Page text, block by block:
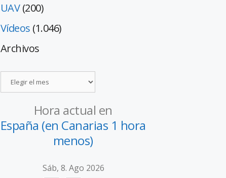
UAV(200)
Vídeos (1.046)
Archivos
Hora actual en
España (en Canarias 1 hora
menos)